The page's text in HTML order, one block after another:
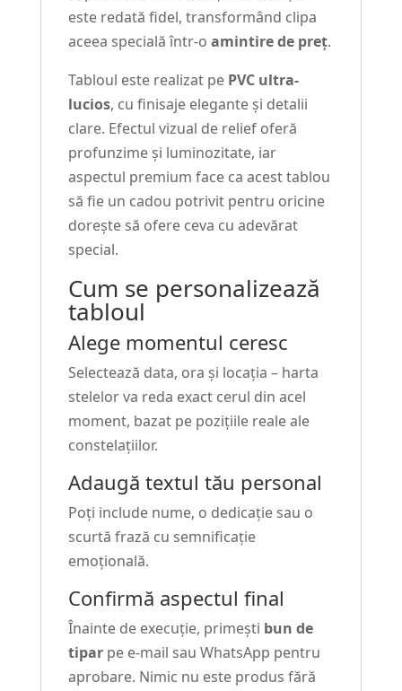
este redată fidel, transformând clipa
aceea specială într-o amintire de preț.
Tabloul este realizat pe PVC ultra-
lucios, cu finisaje elegante și detalii
clare. Efectul vizual de relief oferă
profunzime și luminozitate, iar
aspectul premium face ca acest tablou
să fie un cadou potrivit pentru oricine
dorește să ofere ceva cu adevărat
special.
Cum se personalizează
tabloul
Alege momentul ceresc
Selectează data, ora și locația – harta
stelelor va reda exact cerul din acel
moment, bazat pe pozițiile reale ale
constelațiilor.
Adaugă textul tău personal
Poți include nume, o dedicație sau o
scurtă frază cu semnificație
emoțională.
Confirmă aspectul final
Înainte de execuție, primești bun de
tiparpe e-mail sau WhatsApp pentru
aprobare. Nimic nu este produs fără